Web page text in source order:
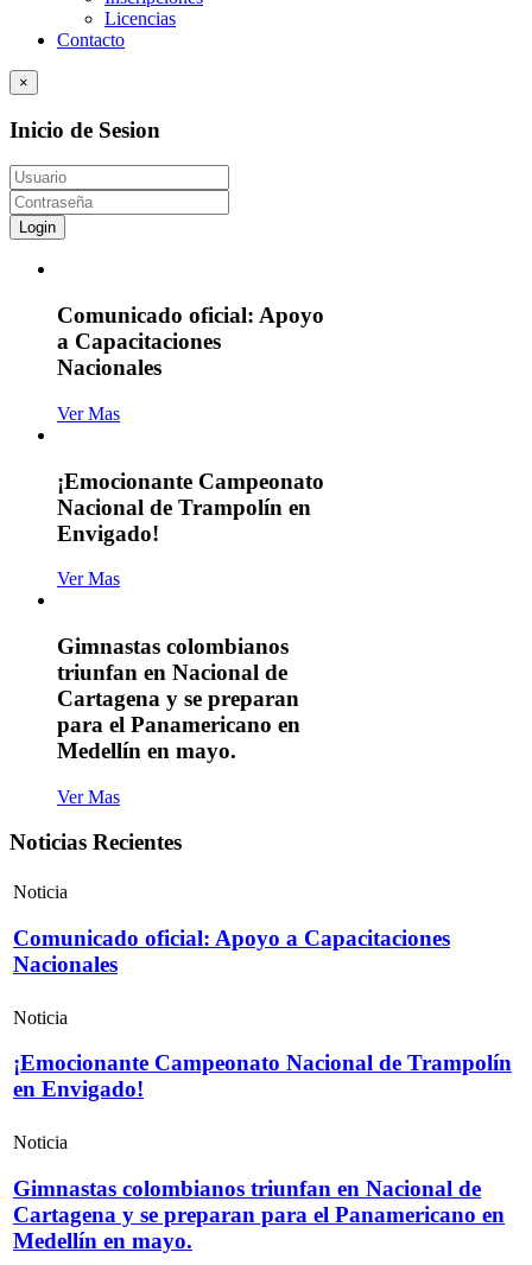
Licencias
Contacto
×
Inicio de Sesion
Login
Comunicado oficial: Apoyo
a Capacitaciones
Nacionales
Ver Mas
¡Emocionante Campeonato
Nacional de Trampolín en
Envigado!
Ver Mas
Gimnastas colombianos
triunfan en Nacional de
Cartagena y se preparan
para el Panamericano en
Medellín en mayo.
Ver Mas
Noticias Recientes
Noticia
Comunicado oficial: Apoyo a Capacitaciones
Nacionales
Noticia
¡Emocionante Campeonato Nacional de Trampolín
en Envigado!
Noticia
Gimnastas colombianos triunfan en Nacional de
Cartagena y se preparan para el Panamericano en
Medellín en mayo.